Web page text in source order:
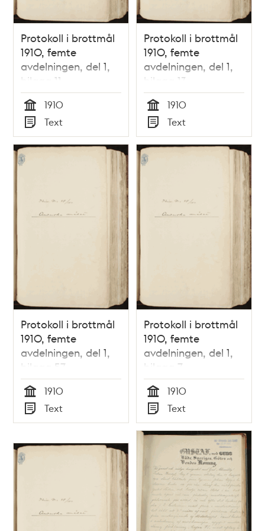
Protokoll i brottmål
1910, femte
avdelningen, del 1,
bilaga 11
Tid
1910
Typ
Text
Protokoll i brottmål
1910, femte
avdelningen, del 1,
bilaga 13
Tid
1910
Typ
Text
Protokoll i brottmål
1910, femte
avdelningen, del 1,
bilaga 57
Tid
1910
Typ
Text
Protokoll i brottmål
1910, femte
avdelningen, del 1,
bilaga 7
Tid
1910
Typ
Text